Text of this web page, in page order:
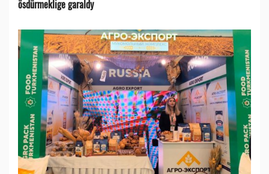
ösdürmeklige garaldy